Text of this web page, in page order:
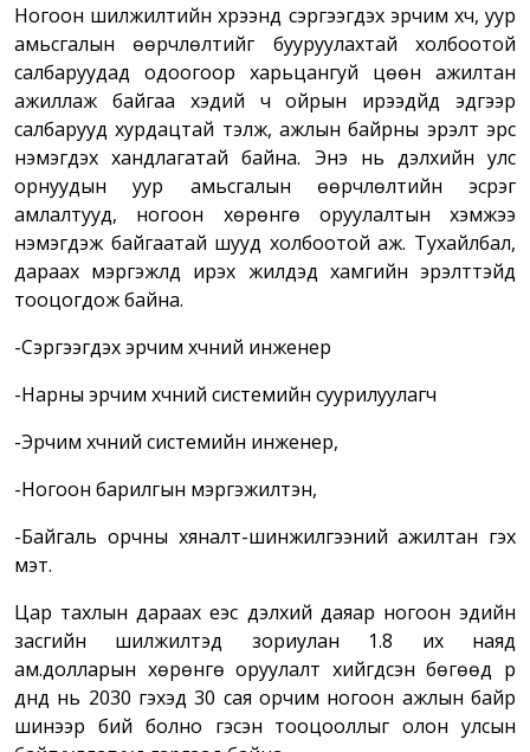
Ногоон шилжилтийн хүрээнд сэргээгдэх эрчим хүч, уур
амьсгалын өөрчлөлтийг бууруулахтай холбоотой
салбаруудад одоогоор харьцангуй цөөн ажилтан
ажиллаж байгаа хэдий ч ойрын ирээдүйд эдгээр
салбарууд хурдацтай тэлж, ажлын байрны эрэлт эрс
нэмэгдэх хандлагатай байна. Энэ нь дэлхийн улс
орнуудын уур амьсгалын өөрчлөлтийн эсрэг
амлалтууд, ногоон хөрөнгө оруулалтын хэмжээ
нэмэгдэж байгаатай шууд холбоотой аж. Тухайлбал,
дараах мэргэжлүүд ирэх жилүүдэд хамгийн эрэлттэйд
тооцогдож байна.
-Сэргээгдэх эрчим хүчний инженер
-Нарны эрчим хүчний системийн суурилуулагч
-Эрчим хүчний системийн инженер,
-Ногоон барилгын мэргэжилтэн,
-Байгаль орчны хяналт-шинжилгээний ажилтан гэх
мэт.
Цар тахлын дараах үеэс дэлхий даяар ногоон эдийн
засгийн шилжилтэд зориулан 1.8 их наяд
ам.долларын хөрөнгө оруулалт хийгдсэн бөгөөд үр
дүнд нь 2030 гэхэд 30 сая орчим ногоон ажлын байр
шинээр бий болно гэсэн тооцооллыг олон улсын